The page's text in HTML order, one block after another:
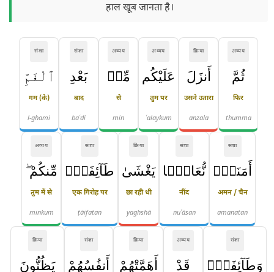
हाल खूब जानता है।
अव्यय
ثُمَّ
फिर
thumma
क्रिया
أَنزَلَ
उसने उतारा
anzala
अव्यय
عَلَيْكُم
तुम पर
ʿalaykum
अव्यय
مِّنۢ
से
min
संज्ञा
بَعْدِ
बाद
baʿdi
संज्ञा
ٱلْغَمِّ
गम (के)
l-ghami
संज्ञा
أَمَنَةًۭ
अमन / चैन
amanatan
संज्ञा
نُّعَاسًۭا
नींद
nuʿāsan
क्रिया
يَغْشَىٰ
छा रही थी
yaghshā
संज्ञा
طَآئِفَةًۭ
एक गिरोह पर
ṭāifatan
अव्यय
مِّنكُمْ ۖ
तुम में से
minkum
संज्ञा
وَطَآئِفَةٌۭ
अव्यय
قَدْ
क्रिया
أَهَمَّتْهُمْ
संज्ञा
أَنفُسُهُمْ
क्रिया
يَظُنُّونَ